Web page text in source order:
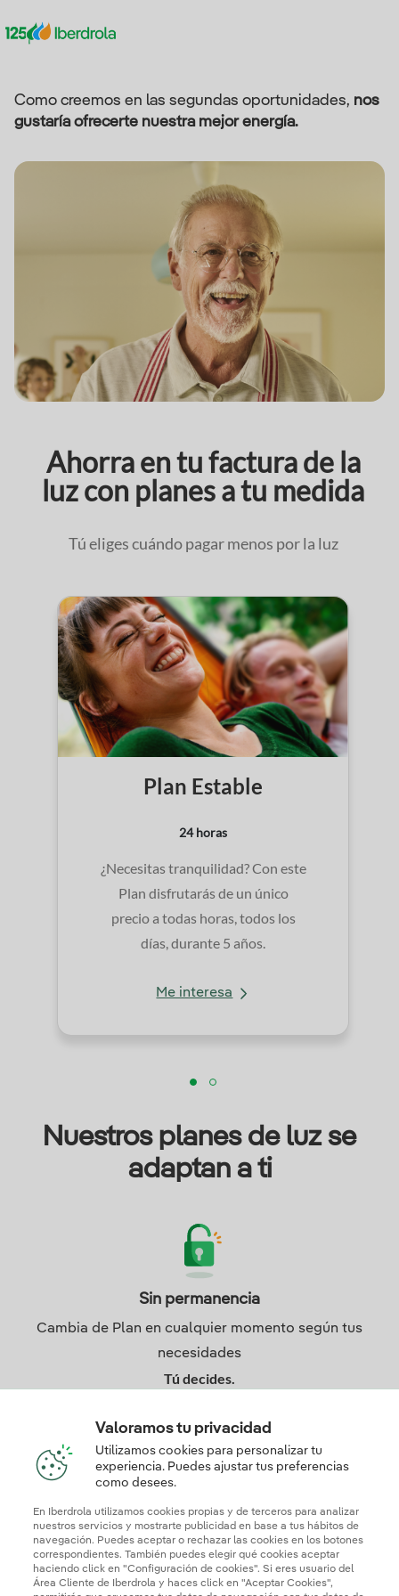
Como creemos en las segundas oportunidades, nos
gustaría ofrecerte nuestra mejor energía.
Ahorra en tu factura de la
luz con planes a tu medida
Tú eliges cuándo pagar menos por la luz
Plan Estable
24 horas
¿Necesitas tranquilidad? Con este
Plan disfrutarás de un único
precio a todas horas, todos los
días, durante 5 años.
Me interesa
Nuestros planes de luz se
adaptan a ti
Sin permanencia
Cambia de Plan en cualquier momento según tus
necesidades
Tú decides.
¿No te decides?
Valoramos tu privacidad
Utilizamos cookies para personalizar tu
experiencia. Puedes ajustar tus preferencias
como desees.
En Iberdrola utilizamos cookies propias y de terceros para analizar
nuestros servicios y mostrarte publicidad en base a tus hábitos de
navegación. Puedes aceptar o rechazar las cookies en los botones
correspondientes. También puedes elegir qué cookies aceptar
haciendo click en "Configuración de cookies". Si eres usuario del
Área Cliente de Iberdrola y haces click en "Aceptar Cookies",